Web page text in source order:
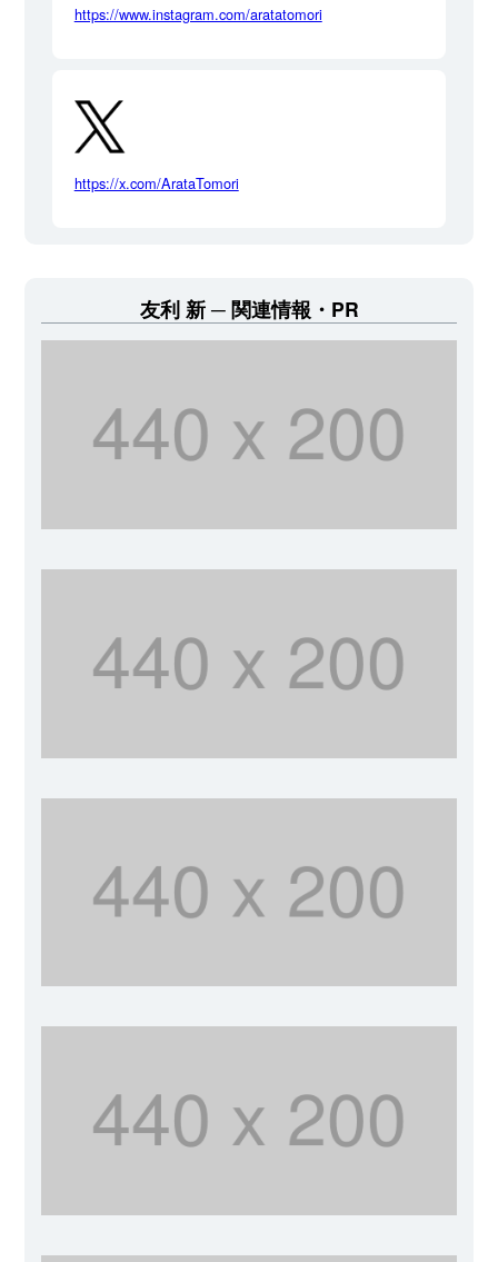
https://www.instagram.com/aratatomori
https://x.com/ArataTomori
友利 新 関連情報・PR